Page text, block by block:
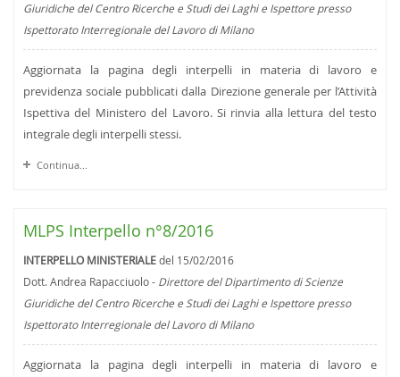
Giuridiche del Centro Ricerche e Studi dei Laghi e Ispettore presso
Ispettorato Interregionale del Lavoro di Milano
Aggiornata la pagina degli interpelli in materia di lavoro e
previdenza sociale pubblicati dalla Direzione generale per l’Attività
Ispettiva del Ministero del Lavoro. Si rinvia alla lettura del testo
integrale degli interpelli stessi.
Continua...
MLPS Interpello n°8/2016
INTERPELLO MINISTERIALEdel 15/02/2016
Dott. Andrea Rapacciuolo - Direttore del Dipartimento di Scienze
Giuridiche del Centro Ricerche e Studi dei Laghi e Ispettore presso
Ispettorato Interregionale del Lavoro di Milano
Aggiornata la pagina degli interpelli in materia di lavoro e